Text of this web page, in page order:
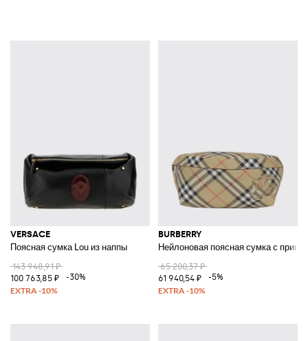
VERSACE
Поясная сумка Lou из наппы
143 948,91 ₽
100 763,85 ₽
-30%
BURBERRY
Нейлоновая поясная сумка с
65 200,37 ₽
61 940,54 ₽
-5%